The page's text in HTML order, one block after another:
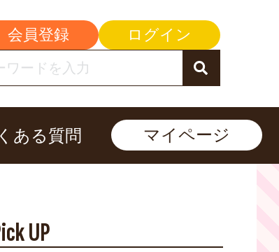
会員登録 ログイン
ある質問 マイページ
UP